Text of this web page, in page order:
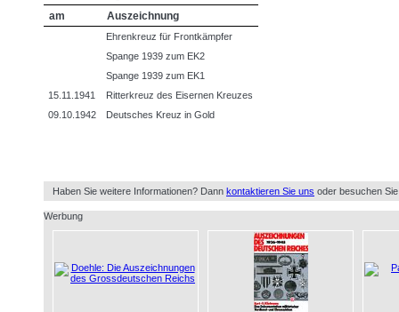
am
Auszeichnung
Ehrenkreuz für Frontkämpfer
Spange 1939 zum EK2
Spange 1939 zum EK1
15.11.1941
Ritterkreuz des Eisernen Kreuzes
09.10.1942
Deutsches Kreuz in Gold
Haben Sie weitere Informationen? Dann kontaktieren Sie uns oder besuchen
Werbung